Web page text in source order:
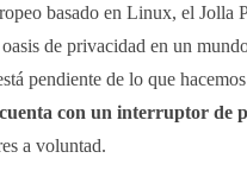
basado en Linux, el Jolla
de privacidad en un
pendiente de lo que
con un interruptor de
a voluntad.